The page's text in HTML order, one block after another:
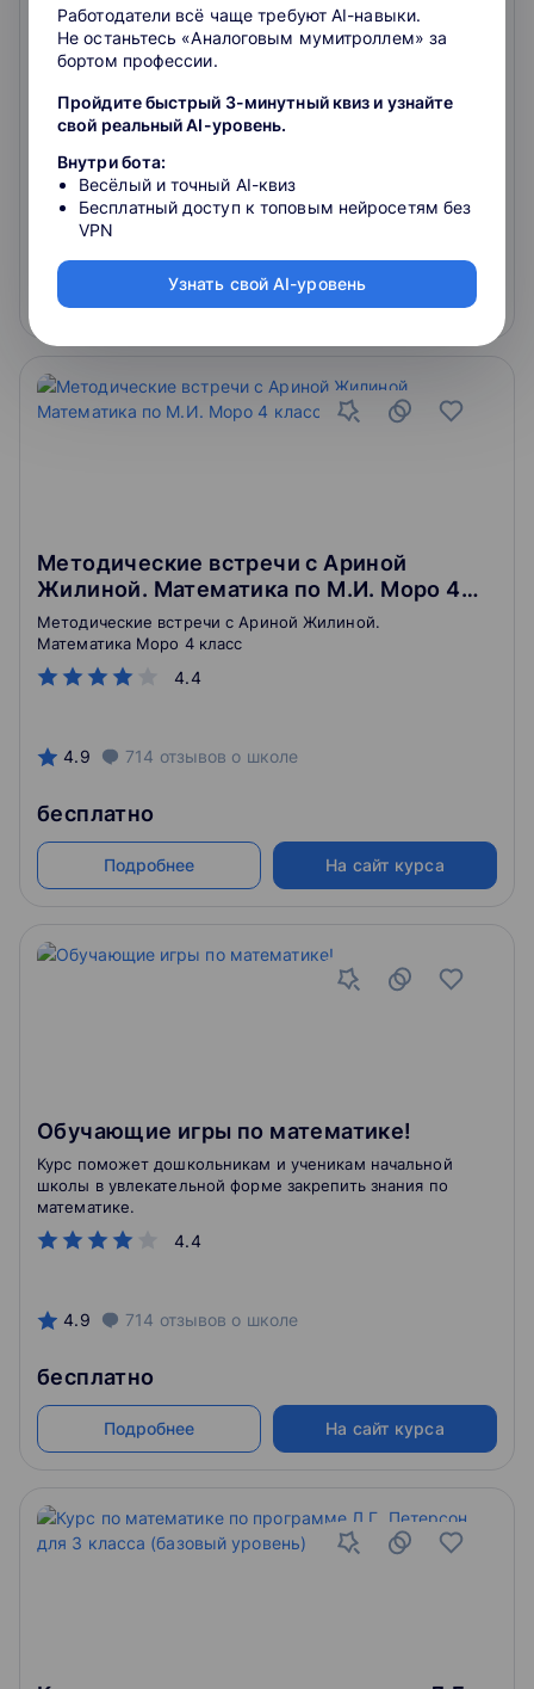
4.4
Курс формирует базовые алгебраические
представления, представления о числах и действиях
с ними, геометрических фигурах, пространственных
отношениях, величинах и единицах измерения,
текстовых задачах.
4.9 714отзывово школе
Подробнее На сайт курса
Методические встречи с Ариной
Жилиной. Математика по М.И. Моро 4
класс
4.4
Методические встречи с Ариной Жилиной.
Математика Моро 4 класс
4.9 714 отзывов о школе
бесплатно
Подробнее На сайт курса
Обучающие игры по математике!
4.4
Курс поможет дошкольникам и ученикам начальной
школы в увлекательной форме закрепить знания по
математике.
4.9 714 отзывов о школе
бесплатно
Подробнее На сайт курса
Работодатели всё чаще требуют AI-навыки.
Не останьтесь «Аналоговым мумитроллем» за
бортом профессии.
Пройдите быстрый 3-минутный квиз и узнайте
свой реальный AI-уровень.
Внутри бота:
Весёлый и точный AI-квиз
Бесплатный доступ к топовым нейросетям без
VPN
Узнать свой AI-уровень